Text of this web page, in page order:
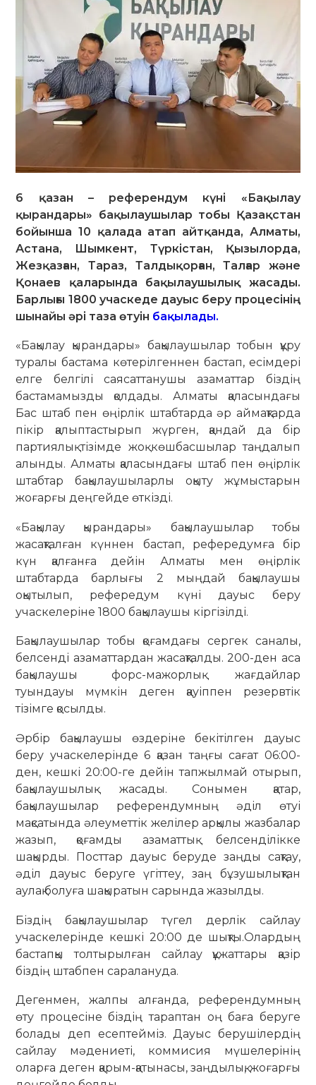
6 қазан – референдум күні «Бақылау
қырандары» бақылаушылар тобы Қазақстан
бойынша 10 қалада атап айтқанда, Алматы,
Астана, Шымкент, Түркістан, Қызылорда,
Жезқазған, Тараз, Талдықорған, Талғар және
Қонаев қаларында бақылаушылық жасады.
Барлығы 1800 учаскеде дауыс беру процесінің
шынайы әрі таза өтуін бақылады.
«Бақылау қырандары» бақылаушылар тобын құру
туралы бастама көтерілгеннен бастап, есімдері
елге белгілі саясаттанушы азаматтар біздің
бастамамызды қолдады. Алматы қаласындағы
Бас штаб пен өңірлік штабтарда әр аймақтарда
пікір қалыптастырып жүрген, қандай да бір
партиялық тізімде жоқ көшбасшылар таңдалып
алынды. Алматы қаласындағы штаб пен өңірлік
штабтар бақылаушыларлы оқыту жұмыстарын
жоғарғы деңгейде өткізді.
«Бақылау қырандары» бақылаушылар тобы
жасақталған күннен бастап, рефередумға бір
күн қалғанға дейін Алматы мен өңірлік
штабтарда барлығы 2 мыңдай бақылаушы
оқытылып, рефередум күні дауыс беру
учаскелеріне 1800 бақылаушы кіргізілді.
Бақылаушылар тобы қоғамдағы сергек саналы,
белсенді азаматтардан жасақталды. 200-ден аса
бақылаушы форс-мажорлық жағдайлар
туындауы мүмкін деген қауіппен резервтік
тізімге қосылды.
Әрбір бақылаушы өздеріне бекітілген дауыс
беру учаскелерінде 6 қазан таңғы сағат 06:00-
ден, кешкі 20:00-ге дейін тапжылмай отырып,
бақылаушылық жасады. Сонымен қатар,
бақылаушылар референдумның әділ өтуі
мақсатында әлеуметтік желілер арқылы жазбалар
жазып, қоғамды азаматтық белсенділікке
шақырды. Посттар дауыс беруде заңды сақтау,
әділ дауыс беруге үгіттеу, заң бұзушылықтан
аулақ болуға шақыратын сарында жазылды.
Біздің бақылаушылар түгел дерлік сайлау
учаскелерінде кешкі 20:00 де шықты.Олардың
бастапқы толтырылған сайлау құжаттары қазір
біздің штабпен саралануда.
Дегенмен, жалпы алғанда, референдумның
өту процесіне біздің тараптан оң баға беруге
болады деп есептейміз. Дауыс берушілердің
сайлау мәдениеті, коммисия мүшелерінің
оларға деген қарым-қатынасы, заңдылық, жоғарғы